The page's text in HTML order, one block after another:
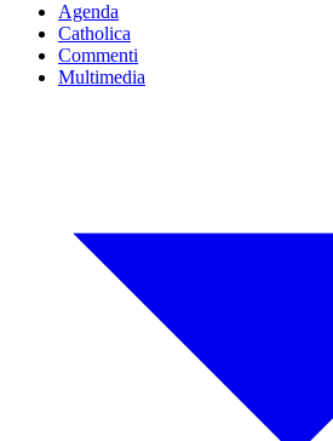
Agenda
Catholica
Commenti
Multimedia